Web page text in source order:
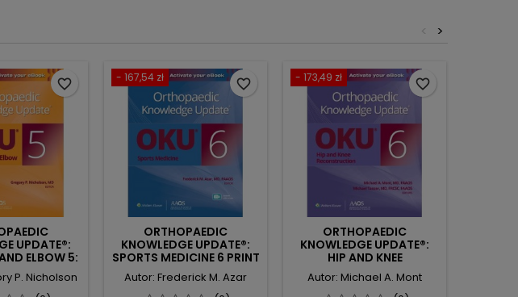
>
<
UPDATE®:
ELBOW 5:
VERSION
P. Nicholson
favorite_border - 167,54 zł
ORTHOPAEDIC
KNOWLEDGE UPDATE®:
SPORTS MEDICINE 6 PRINT
+ DIGITAL VERSION WITH
MULTIMEDIA
Autor: Frederick M. Azar
favorite_border - 173,49 zł
ORTHOPAEDIC
KNOWLEDGE UPDATE®:
HIP AND KNEE
RECONSTRUCTION 6
PRINT + DIGITAL VERSION
Autor: Michael A. Mont
favorite_border